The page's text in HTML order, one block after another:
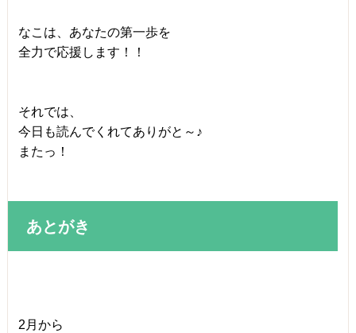
なこは、あなたの第一歩を
全力で応援します！！
それでは、
今日も読んでくれてありがと～♪
またっ！
あとがき
2月から